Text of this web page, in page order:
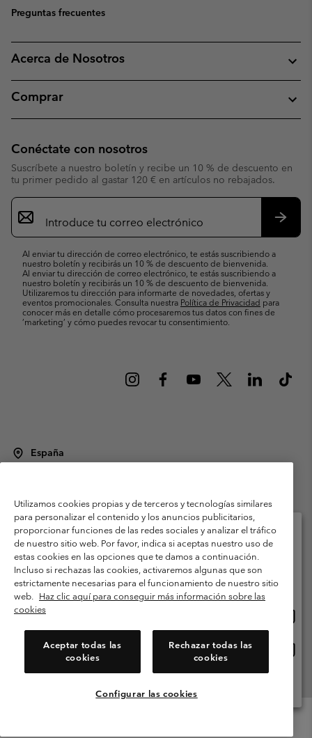
Preguntas frecuentes
Acerca de Nosotros
Comprar
Conéctate con nosotros
Suscríbete a nuestro boletín y recibe un 10 % de descuento en
tu primer pedido al gastar 120 € en artículos no rebajados.
Suscripción
de
correo
Al enviar tu dirección de correo electrónico, te estás suscribiendo a
nuestro boletín y recibirás un 10 % de descuento de bienvenida.
Al enviar tu dirección de correo electrónico, te estás suscribiendo a
nuestro boletín y recibirás un 10 % de descuento de bienvenida.
Utilizaremos tu dirección para informarte de novedades, ofertas y
eventos promocionales. Consulta nuestra Política de Privacidad para
conocer más en detalle cómo procesaremos tus datos con fines de
’marketing’ y cómo puedes revocar tu consentimiento.
España
Condiciones de uso
Terminos de Venta
Garantía
Política de Privacidad
Términos y condiciones del programa de miembros
Términos De Uso Del Contenido Generado Por Los Usuarios
Impressum
Cookies Public CBCR
Utilizamos cookies propias y de terceros y tecnologías similares
para personalizar el contenido y los anuncios publicitarios,
proporcionar funciones de las redes sociales y analizar el tráfico
de nuestro sitio web. Por favor, indica si aceptas nuestro uso de
estas cookies en las opciones que te damos a continuación.
Incluso si rechazas las cookies, activaremos algunas que son
estrictamente necesarias para el funcionamiento de nuestro sitio
web. Haz clic aquí para conseguir más información sobre las
cookies
Aceptar todas las
cookies
Rechazar todas las
cookies
Configurar las cookies
Selecciona tu país e idioma envío
Compras en línea disponibles
línea
España
Ver Todos Los Países